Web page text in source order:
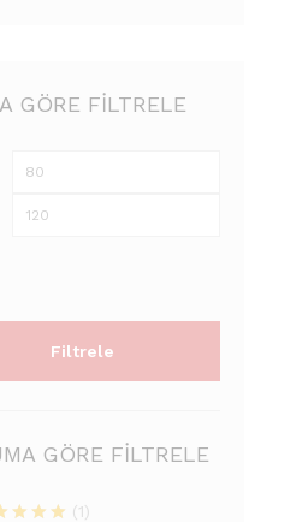
GÖRE FILTRELE
En
Filtrele
GÖRE FILTRELE
(1)